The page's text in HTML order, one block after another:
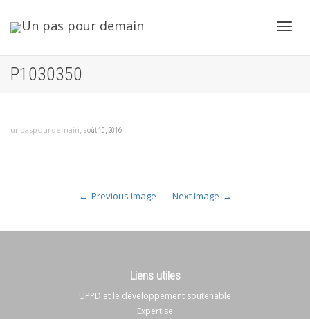
P1030350
unpaspourdemain, août 10, 2016
Previous Image Next Image
Liens utiles
UPPD et le développement soutenable
Expertise